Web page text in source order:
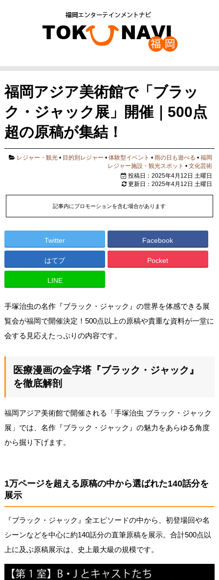
福岡アジア美術館で「ブラッ
ク・ジャック展」開催｜500点
超の原稿が集結！
レジャー・観光 • 目的別レジャー •体験型イベント •雨の日も遊べる •福岡
レジャー施設・観光スポット •文化芸術
投稿日：2025年4月12日 土曜日
更新日：2025年4月12日 土曜日
記事内にプロモーションを含む場合があります
Twitter Facebook
はてブ Pocket
LINE
手塚治虫の名作『ブラック・ジャック』の世界を体感できる展
覧会が福岡で開催決定！500点以上の原稿や貴重な資料が一堂に
会する見応えたっぷりの内容です。
医療漫画の金字塔『ブラック・ジャック』
を徹底解剖
福岡アジア美術館で開催される「手塚治虫 ブラック・ジャック
展」では、名作『ブラック・ジャック』の魅力をあらゆる角度
から掘り下げます。
1万ページを超える原稿の中から選ばれた140話分を
展示
『ブラック・ジャック』全エピソードの中から、初登場回や名
シーンなどを中心に約140話分の直筆原稿を展示。合計500点以
上に及ぶ原稿展示は、史上最大級の規模です。